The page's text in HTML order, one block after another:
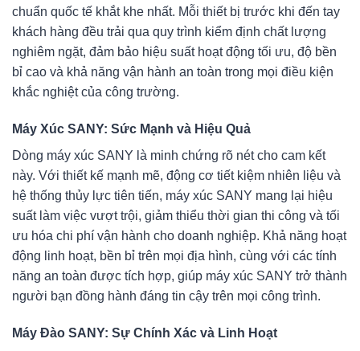
chuẩn quốc tế khắt khe nhất. Mỗi thiết bị trước khi đến tay
khách hàng đều trải qua quy trình kiểm định chất lượng
nghiêm ngặt, đảm bảo hiệu suất hoạt động tối ưu, độ bền
bỉ cao và khả năng vận hành an toàn trong mọi điều kiện
khắc nghiệt của công trường.
Máy Xúc SANY: Sức Mạnh và Hiệu Quả
Dòng máy xúc SANY là minh chứng rõ nét cho cam kết
này. Với thiết kế mạnh mẽ, động cơ tiết kiệm nhiên liệu và
hệ thống thủy lực tiên tiến, máy xúc SANY mang lại hiệu
suất làm việc vượt trội, giảm thiểu thời gian thi công và tối
ưu hóa chi phí vận hành cho doanh nghiệp. Khả năng hoạt
động linh hoạt, bền bỉ trên mọi địa hình, cùng với các tính
năng an toàn được tích hợp, giúp máy xúc SANY trở thành
người bạn đồng hành đáng tin cậy trên mọi công trình.
Máy Đào SANY: Sự Chính Xác và Linh Hoạt